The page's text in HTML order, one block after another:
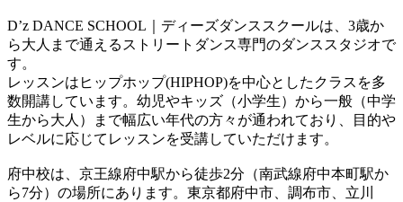
D’z DANCE SCHOOL｜ディーズダンススクールは、3歳か
ら大人まで通えるストリートダンス専門のダンススタジオで
す。
レッスンはヒップホップ(HIPHOP)を中心としたクラスを多
数開講しています。幼児やキッズ（小学生）から一般（中学
生から大人）まで幅広い年代の方々が通われており、目的や
レベルに応じてレッスンを受講していただけます。
府中校は、京王線府中駅から徒歩2分（南武線府中本町駅か
ら7分）の場所にあります。東京都府中市、調布市、立川